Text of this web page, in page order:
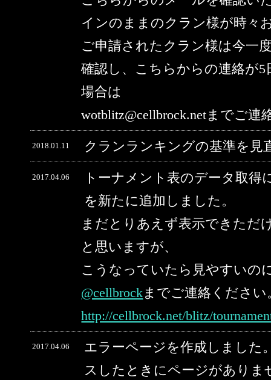
インのままのクラン様が時々
ご申請されたクラン様は今一
確認し、こちらからの連絡が
場合は
wotblitz@cellbrock.netまでご連
2018.01.11 クランランキングの基準を見
2017.04.06
トーナメント表のデータ取
を新たに追加しました。
まだとりあえず表示できただ
と思いますが、
こうなっていたら見やすいの
@cellbrockまでご連絡ください
http://cellbrock.net/blitz/
2017.04.06
エラーページを作成しました
スしたときにページがありま